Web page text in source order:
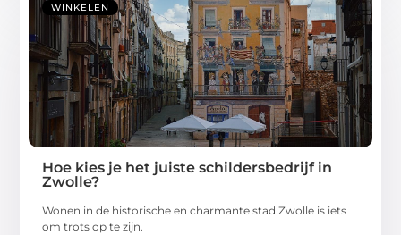
WINKELEN
Hoe kies je het juiste schildersbedrijf in
Zwolle?
Wonen in de historische en charmante stad Zwolle is iets
om trots op te zijn.